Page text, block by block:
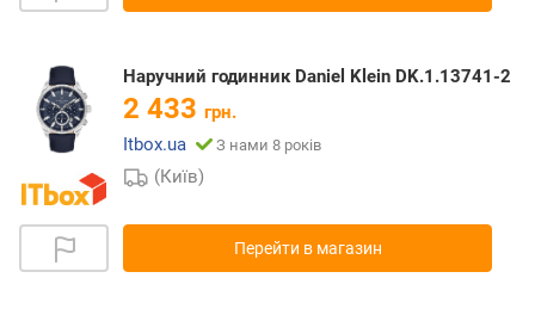
Наручний годинник Daniel Klein DK.1.13741-2
2 433 грн.
Itbox.ua
З нами 8 років
(Київ)
Перейти в магазин